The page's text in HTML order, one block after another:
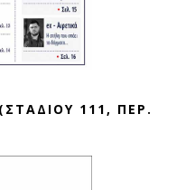
111, ΠΕΡ.